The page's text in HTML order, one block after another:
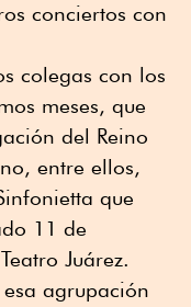
conciertos con
colegas con los
meses, que
del Reino
entre ellos,
que
11 de
Juárez.
agrupación